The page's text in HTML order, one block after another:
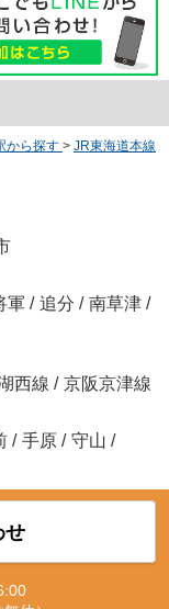
から探す > JR東海道本線
軍 / 追分 / 南草津 /
西線 / 京阪京津線
/ 手原 / 守山 /
せ